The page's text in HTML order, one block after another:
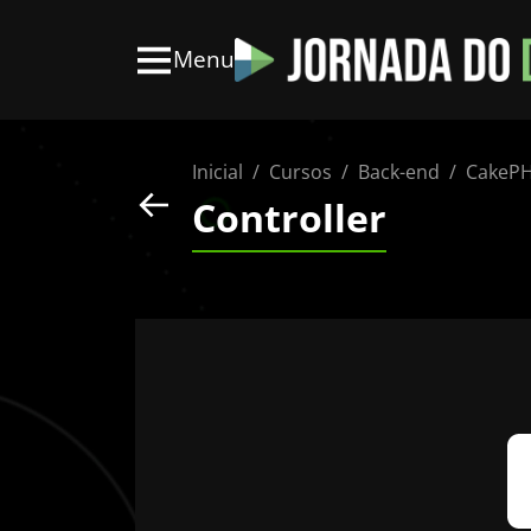
Menu
Inicial Cursos Back-end
Controller